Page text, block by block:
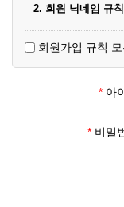
2. 회원 닉네임 규
① 학부모 회원 닉
- 학생 이름+엄마(
3. 회원 이메일은
회원 가입 후 회원
회원가입 규칙
* 아
* 비밀